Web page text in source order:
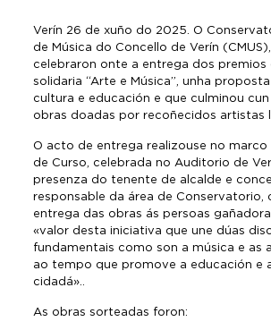
Verín 26 de xuño do 2025. O
de Música do Concello de Verín
celebraron onte a entrega dos premios
solidaria “Arte e Música”, unha
cultura e educación e que culminou
obras doadas por recoñecidos artistas
O acto de entrega realizouse no marco
de Curso, celebrada no Auditorio de
presenza do tenente de alcalde e
responsable da área de Conservatorio,
entrega das obras ás persoas
«valor desta iniciativa que une dúas
fundamentais como son a música e as
ao tempo que promove a educación e
cidadá»..
As obras sorteadas foron: